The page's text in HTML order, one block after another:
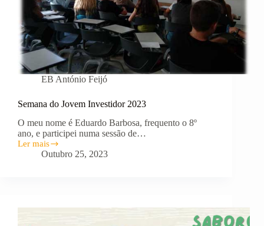
EB António Feijó
Semana do Jovem Investidor 2023
O meu nome é Eduardo Barbosa, frequento o 8º
ano, e participei numa sessão de…
Ler mais
Semana
Outubro 25, 2023